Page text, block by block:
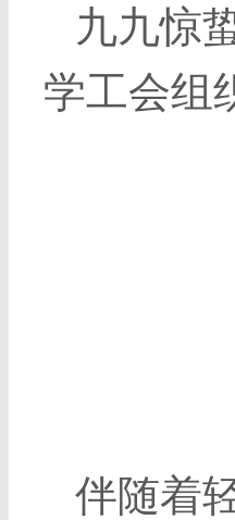
九九惊
学工会组
伴随着